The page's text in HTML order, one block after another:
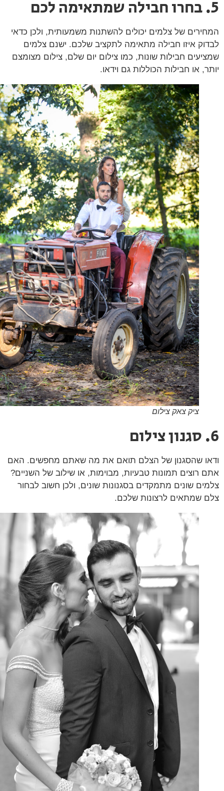
של צלמים יכולים להשתנות משמעותית, ולכן כדאי
איזו חבילה מתאימה לתקציב שלכם. ישנם צלמים
חבילות שונות, כמו צילום יום שלם, צילום מצומצם
או חבילות הכוללות גם וידאו.
ציק צאק צילום
שהסגנון של הצלם תואם את מה שאתם מחפשים. האם
רוצים תמונות טבעיות, מבוימות, או שילוב של השניים?
שונים מתמקדים בסגנונות שונים, ולכן חשוב לבחור
שמתאים לרצונות שלכם.